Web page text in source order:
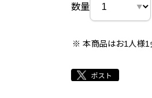
数量
本商品はお1人様1